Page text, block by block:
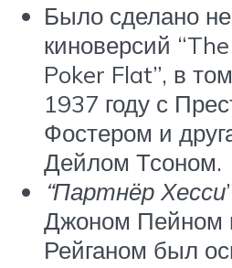
Было сделано
киноверсий
Poker Flat”, в
1937 году с
Фостером и
Дейлом Тсоном.
“Партнёр Хесси
Джоном Пейном
Рейганом был